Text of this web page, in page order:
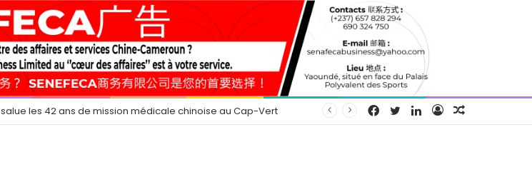
les 42 ans de mission médicale chinoise au Cap-Vert Connexion
Linkedin
Twitter
Facebook